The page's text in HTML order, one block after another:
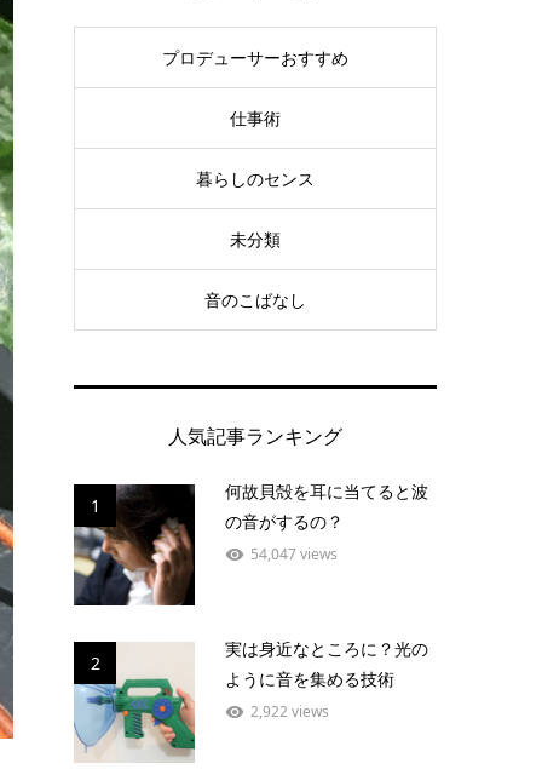
プロデューサーおすすめ
仕事術
暮らしのセンス
未分類
音のこばなし
人気記事ランキング
1
何故貝殻を耳に当てると波
の音がするの？
54,047 views
2
実は身近なところに？光の
ように音を集める技術
2,922 views